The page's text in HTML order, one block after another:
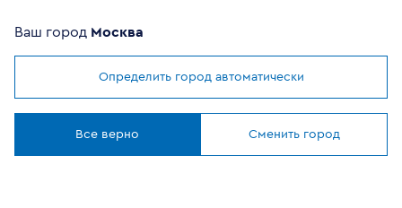
Мы используем cookies
Ваш город Москва
Определить город автоматически
Все верно Сменить город